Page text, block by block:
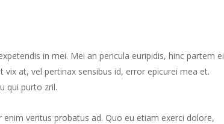
in mei. Mei an pericula euripidis, hinc partem ei
vix at, vel pertinax sensibus id, error epicurei mea et.
qui purto zril.
veritus probatus ad. Quo eu etiam exerci dolore,